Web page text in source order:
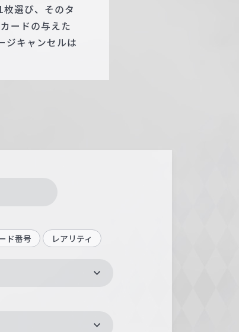
選び、そのタ
ードの与えた
ジキャンセルは
ド番号 レアリティ